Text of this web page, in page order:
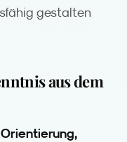
gestalten
aus dem
Orientierung,